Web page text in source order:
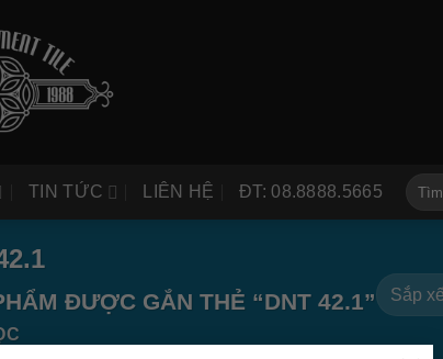
TIN TỨC LIÊN HỆ ĐT: 08.8888.5665
ĐƯỢC GẮN THẺ “DNT 42.1”